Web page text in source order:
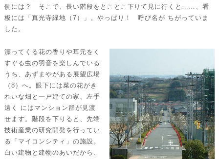
側には？ そこで、長い階段をとことこ下りて見に行くと……、看
板には「真光寺緑地（7）」。やっぱり！ 呼び名が ちがっていま
した。
漂ってくる花の香りや耳元をく
すぐる虫の羽音を楽しんでいる
うち、あずまやがある展望広場
（8）へ。眼下には菜の花がき
れいな畑と一戸建ての家、左手
遠く にはマンション群が見渡
せます。階段を下りると、先端
技術産業の研究開発を行ってい
る「マイコンシティ」の施設。
白い建物と建物のあいだから、